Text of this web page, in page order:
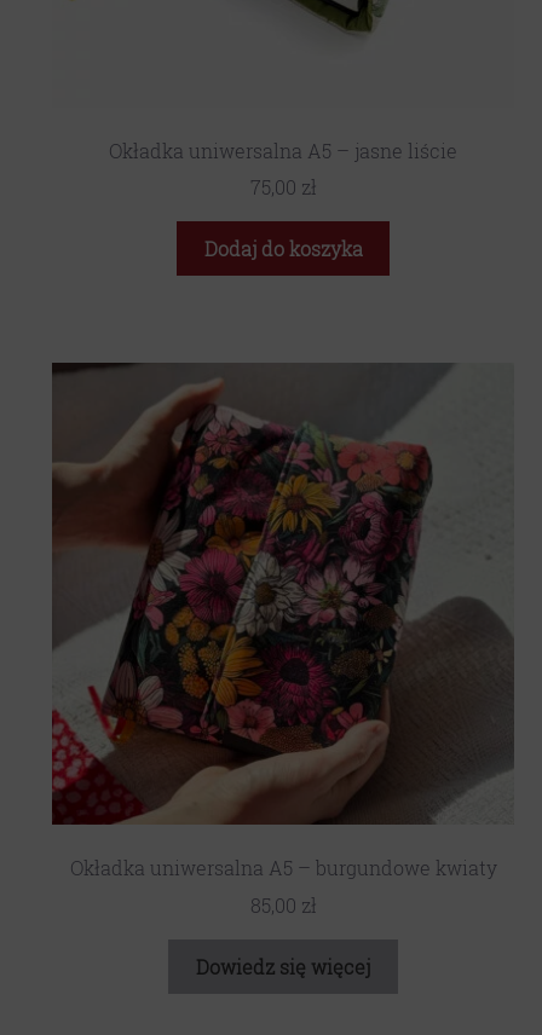
Okładka uniwersalna A5 – jasne liście
75,00 zł
Dodaj do koszyka
Okładka uniwersalna A5 – burgundowe kwiaty
85,00 zł
Dowiedz się więcej